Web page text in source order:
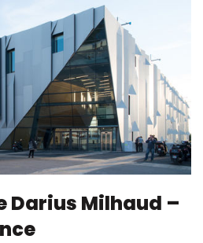
Darius Milhaud –